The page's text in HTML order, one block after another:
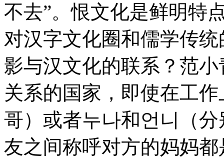
不去”。恨文化是鲜明特
对汉字文化圈和儒学传
影与汉文化的联系？范
关系的国家，即使在工
哥）或者누나和언니（
友之间称呼对方的妈妈